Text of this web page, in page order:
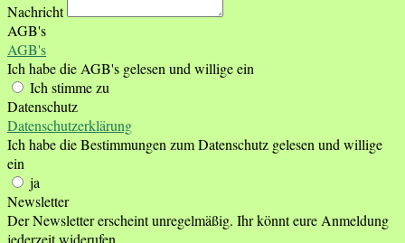
Nachricht
AGB's
AGB's
Ich habe die AGB's gelesen und willige ein
Ich stimme zu
Datenschutz
Datenschutzerklärung
Ich habe die Bestimmungen zum Datenschutz gelesen und willige
ein
ja
Newsletter
Der Newsletter erscheint unregelmäßig. Ihr könnt eure Anmeldung
jederzeit widerufen